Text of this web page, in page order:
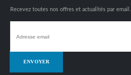
Recevez toutes nos offres et actualités par email.